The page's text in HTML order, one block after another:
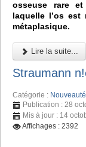
osseuse rare
laquelle l’os
métaplasique.
Lire la suite...
Straumann
Catégorie : Nouveauté
Publication : 28
Mis à jour : 14
Affichages : 2392